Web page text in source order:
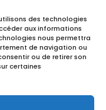
des technologies
aux informations
nous permettra
de navigation ou
ou de retirer son
certaines
recevoir nos offres